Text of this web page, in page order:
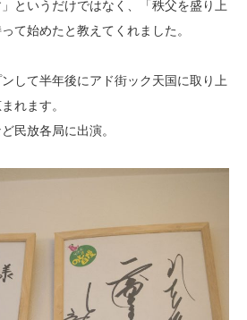
」というだけではなく、「秩父を盛り上
て始めたと教えてくれました。
して半年後にアド街ック天国に取り上
れます。
民放各局に出演。